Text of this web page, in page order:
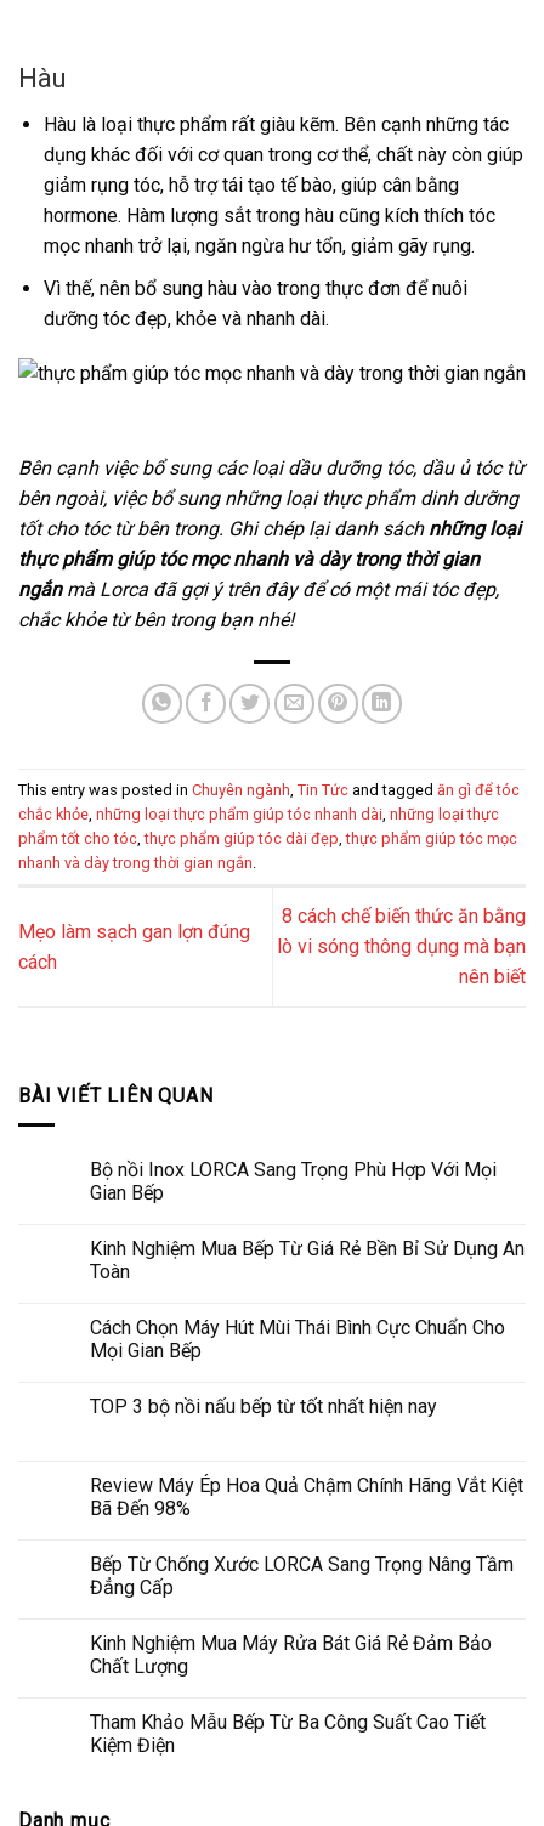
Hàu
Hàu là loại thực phẩm rất giàu kẽm. Bên cạnh những tác
dụng khác đối với cơ quan trong cơ thể, chất này còn giúp
giảm rụng tóc, hỗ trợ tái tạo tế bào, giúp cân bằng
hormone. Hàm lượng sắt trong hàu cũng kích thích tóc
mọc nhanh trở lại, ngăn ngừa hư tổn, giảm gãy rụng.
Vì thế, nên bổ sung hàu vào trong thực đơn để nuôi
dưỡng tóc đẹp, khỏe và nhanh dài.
Bên cạnh việc bổ sung các loại dầu dưỡng tóc, dầu ủ tóc từ
bên ngoài, việc bổ sung những loại thực phẩm dinh dưỡng
tốt cho tóc từ bên trong. Ghi chép lại danh sách những loại
thực phẩm giúp tóc mọc nhanh và dày trong thời gian
ngắnmà Lorca đã gợi ý trên đây để có một mái tóc đẹp,
chắc khỏe từ bên trong bạn nhé!
This entry was posted in Chuyên ngành Tin Tức and tagged ăn gì để tóc
chắc khỏe những loại thực phẩm giúp tóc nhanh dài những loại thực
phẩm tốt cho tóc ,thực phẩm giúp tóc dài đẹp ,thực phẩm giúp tóc mọc
nhanh và dày trong thời gian ngắn
Mẹo làm sạch gan lợn đúng
cách
8 cách chế biến thức ăn bằng
lò vi sóng thông dụng mà bạn
nên biết
BÀI VIẾT LIÊN QUAN
Bộ nồi Inox LORCA Sang Trọng Phù Hợp Với Mọi
Gian Bếp
Kinh Nghiệm Mua Bếp Từ Giá Rẻ Bền Bỉ Sử Dụng An
Toàn
Cách Chọn Máy Hút Mùi Thái Bình Cực Chuẩn Cho
Mọi Gian Bếp
TOP 3 bộ nồi nấu bếp từ tốt nhất hiện nay
Review Máy Ép Hoa Quả Chậm Chính Hãng Vắt Kiệt
Bã Đến 98%
Bếp Từ Chống Xước LORCA Sang Trọng Nâng Tầm
Đẳng Cấp
Kinh Nghiệm Mua Máy Rửa Bát Giá Rẻ Đảm Bảo
Chất Lượng
Tham Khảo Mẫu Bếp Từ Ba Công Suất Cao Tiết
Kiệm Điện
Danh mục